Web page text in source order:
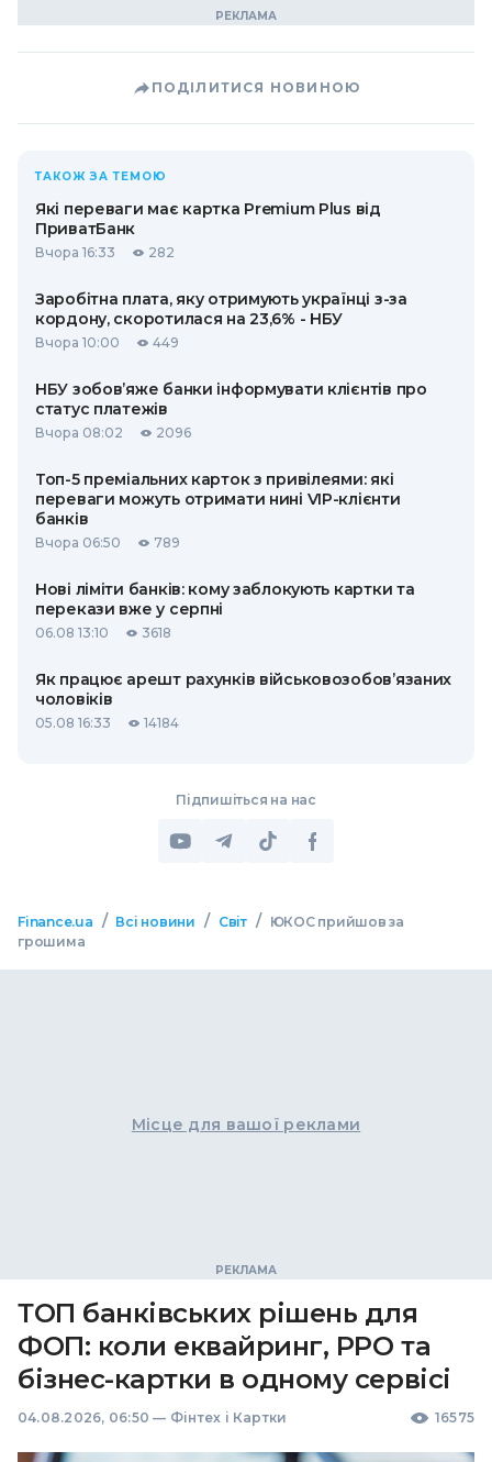
ПОДІЛИТИСЯ НОВИНОЮ
ТАКОЖ ЗА ТЕМОЮ
Які переваги має картка Premium Plus від
ПриватБанк
Вчора 16:33 282
Заробітна плата, яку отримують українці з-за
кордону, скоротилася на 23,6% - НБУ
Вчора 10:00 449
НБУ зобов’яже банки інформувати клієнтів про
статус платежів
Вчора 08:02 2096
Топ-5 преміальних карток з привілеями: які
переваги можуть отримати нині VIP-клієнти
банків
Вчора 06:50 789
Нові ліміти банків: кому заблокують картки та
перекази вже у серпні
06.08 13:10 3618
Як працює арешт рахунків військовозобов’язаних
чоловіків
05.08 16:33 14184
Підпишіться на нас
Finance.ua / Всі новини / Світ /
ЮКОС прийшов за
грошима
Місце для вашої реклами
ТОП банківських рішень для
ФОП: коли еквайринг, РРО та
бізнес-картки в одному сервісі
04.08.2026, 06:50 — Фінтех і Картки 16575